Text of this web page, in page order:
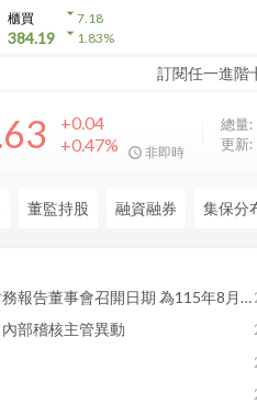
櫃買
384.19
arrow_drop_down7.18
arrow_drop_down1.83%
訂閱任一進階
+0.04
+0.47%
非即時
總量:
更新:
董監持股 融資融券 集保分
公告本公司115年第二季合併財務報告董事會召開日期 為115年8月13日
部稽核主管異動